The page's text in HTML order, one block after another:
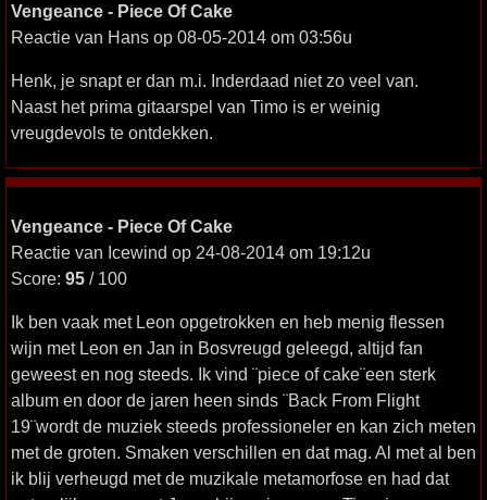
Vengeance - Piece Of Cake
Reactie van Hans op 08-05-2014 om 03:56u
Henk, je snapt er dan m.i. Inderdaad niet zo veel van.
Naast het prima gitaarspel van Timo is er weinig
vreugdevols te ontdekken.
Vengeance - Piece Of Cake
Reactie van Icewind op 24-08-2014 om 19:12u
Score: 95 / 100
Ik ben vaak met Leon opgetrokken en heb menig flessen
wijn met Leon en Jan in Bosvreugd geleegd, altijd fan
geweest en nog steeds. Ik vind ¨piece of cake¨een sterk
album en door de jaren heen sinds ¨Back From Flight
19¨wordt de muziek steeds professioneler en kan zich meten
met de groten. Smaken verschillen en dat mag. Al met al ben
ik blij verheugd met de muzikale metamorfose en had dat